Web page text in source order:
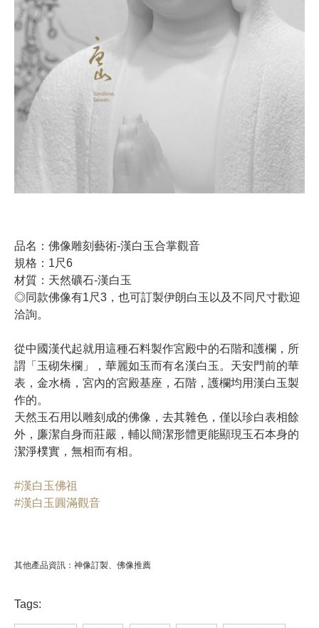
品名：佛像雕刻藝術-漢白玉合掌觀音
規格：1尺6
材質：天然礦石-漢白玉
◎同款佛像有1尺3，也可訂製伊朗白玉以及不同尺寸歡迎
洽詢。
從中國漢代起就用這種石料製作宮殿中的石階和護欄，所
謂「玉砌朱欄」，華麗如玉而有名漢白玉。天安門前的華
表，金水橋，宮內的宮殿基座，石階，護欄均用漢白玉製
作的。
天然玉石用以雕刻成的佛像，去其雜色，僅以珍白表相餘
外，廉潔自身而莊嚴，輔以簡潔形體更能顯現玉石本身的
潔淨樸實，無相而有相。
#漢白玉佛祖
#漢白玉圓滿觀音
其他產品資訊： 神像訂製、 佛像推薦
Tags: